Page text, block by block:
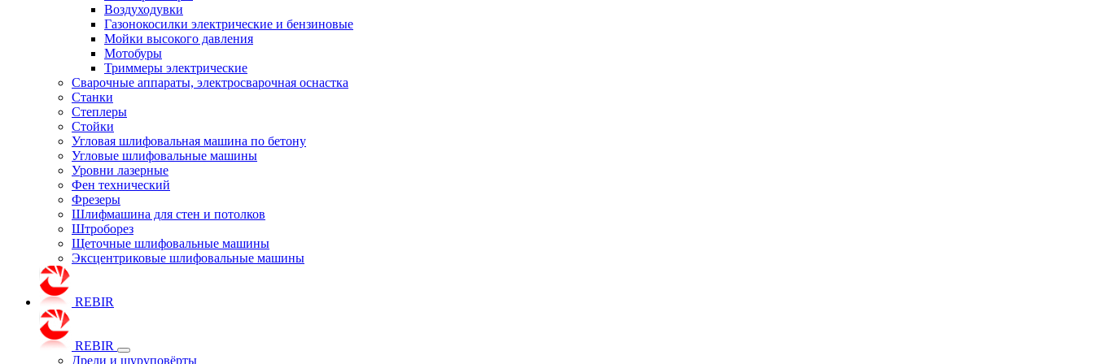
Воздуходувки
Газонокосилки электрические и бензиновые
Мойки высокого давления
Мотобуры
Триммеры электрические
Сварочные аппараты, электросварочная оснастка
Станки
Степлеры
Стойки
Угловая шлифовальная машина по бетону
Угловые шлифовальные машины
Уровни лазерные
Фен технический
Фрезеры
Шлифмашина для стен и потолков
Штроборез
Щеточные шлифовальные машины
Эксцентриковые шлифовальные машины
REBIR
REBIR
Дрели и шуруповёрты